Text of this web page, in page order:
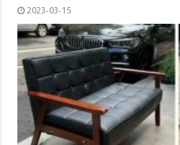
2023-03-15